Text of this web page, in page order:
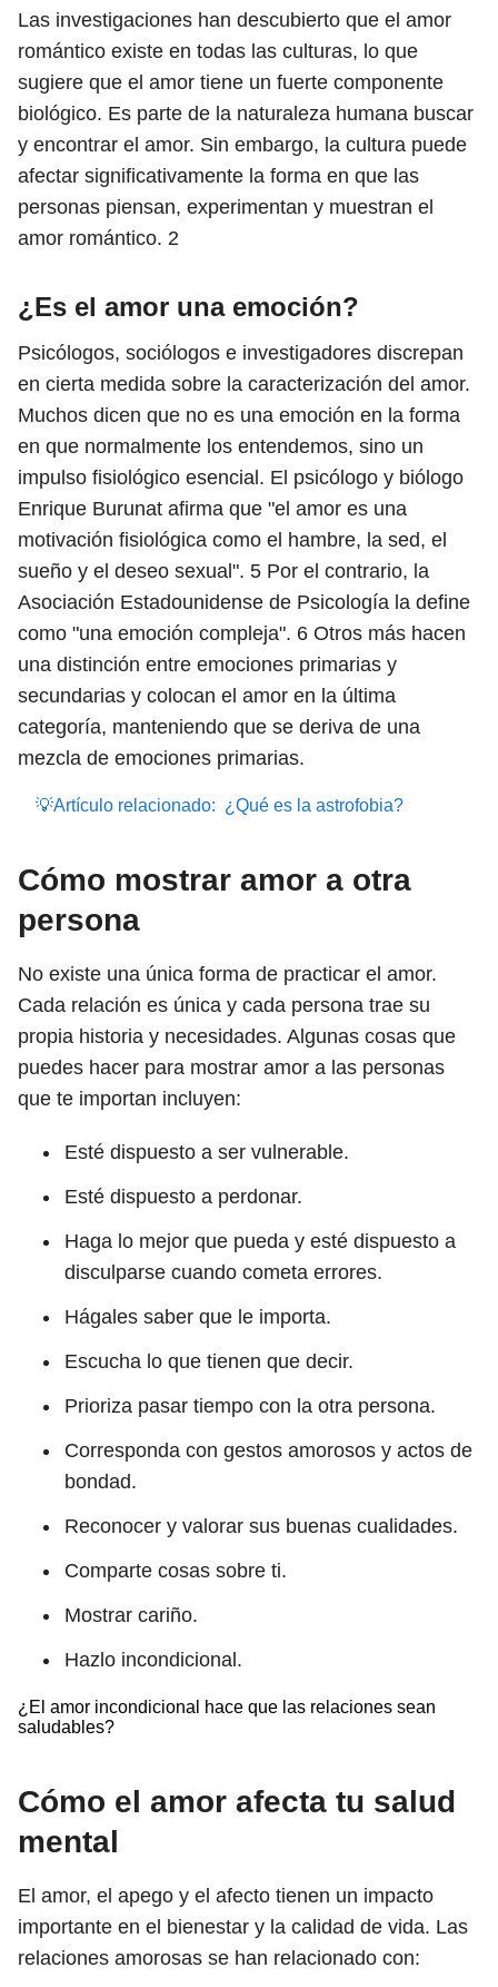
Las investigaciones han descubierto que el amor
romántico existe en todas las culturas, lo que
sugiere que el amor tiene un fuerte componente
biológico. Es parte de la naturaleza humana buscar
y encontrar el amor. Sin embargo, la cultura puede
afectar significativamente la forma en que las
personas piensan, experimentan y muestran el
amor romántico. 2
¿Es el amor una emoción?
Psicólogos, sociólogos e investigadores discrepan
en cierta medida sobre la caracterización del amor.
Muchos dicen que no es una emoción en la forma
en que normalmente los entendemos, sino un
impulso fisiológico esencial. El psicólogo y biólogo
Enrique Burunat afirma que "el amor es una
motivación fisiológica como el hambre, la sed, el
sueño y el deseo sexual". 5 Por el contrario, la
Asociación Estadounidense de Psicología la define
como "una emoción compleja". 6 Otros más hacen
una distinción entre emociones primarias y
secundarias y colocan el amor en la última
categoría, manteniendo que se deriva de una
mezcla de emociones primarias.
💡Artículo relacionado: ¿Qué es la astrofobia?
Cómo mostrar amor a otra
persona
No existe una única forma de practicar el amor.
Cada relación es única y cada persona trae su
propia historia y necesidades. Algunas cosas que
puedes hacer para mostrar amor a las personas
que te importan incluyen:
Esté dispuesto a ser vulnerable.
Esté dispuesto a perdonar.
Haga lo mejor que pueda y esté dispuesto a
disculparse cuando cometa errores.
Hágales saber que le importa.
Escucha lo que tienen que decir.
Prioriza pasar tiempo con la otra persona.
Corresponda con gestos amorosos y actos de
bondad.
Reconocer y valorar sus buenas cualidades.
Comparte cosas sobre ti.
Mostrar cariño.
Hazlo incondicional.
¿El amor incondicional hace que las relaciones sean
saludables?
Cómo el amor afecta tu salud
mental
El amor, el apego y el afecto tienen un impacto
importante en el bienestar y la calidad de vida. Las
relaciones amorosas se han relacionado con: